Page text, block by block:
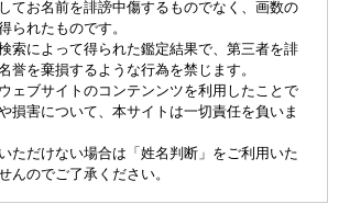
てお名前を誹謗中傷するものでなく、画数の
られたものです。
索によって得られた鑑定結果で、第三者を誹
誉を棄損するような行為を禁じます。
ェブサイトのコンテンンツを利用したことで
損害について、本サイトは一切責任を負いま
ただけない場合は「姓名判断」をご利用いた
んのでご了承ください。